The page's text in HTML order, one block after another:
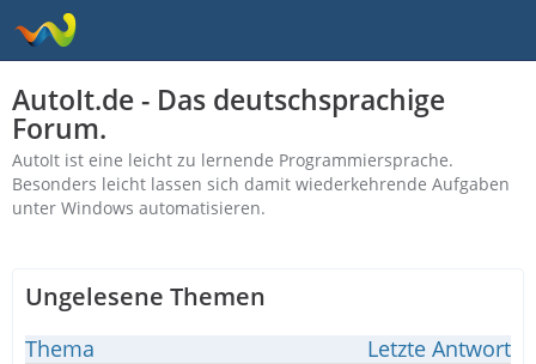
AutoIt.de - Das deutschsprachige
Forum.
AutoIt ist eine leicht zu lernende Programmiersprache.
Besonders leicht lassen sich damit wiederkehrende Aufgaben
unter Windows automatisieren.
Ungelesene Themen
Thema Letzte Antwort